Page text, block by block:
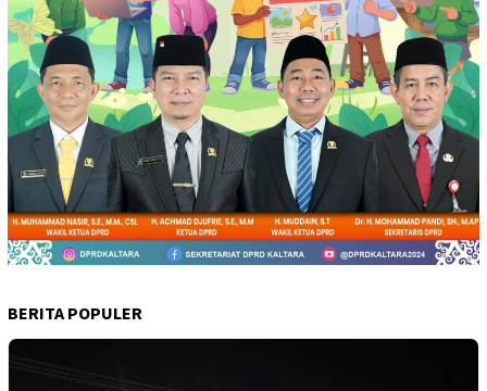
BERITA POPULER